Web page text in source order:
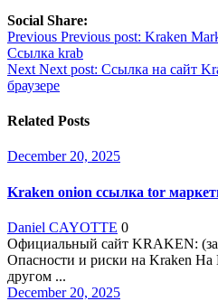
Social Share:
Post
navigation
Previous Previous post: Kraken
Ссылка krab
Next Next post: Ссылка на сайт
браузере
Related Posts
December 20, 2025
Kraken onion ссылка tor
Daniel CAYOTTE 0
Официальный сайт KRAKEN:
Опасности и риски на Kraken
другом ...
December 20, 2025